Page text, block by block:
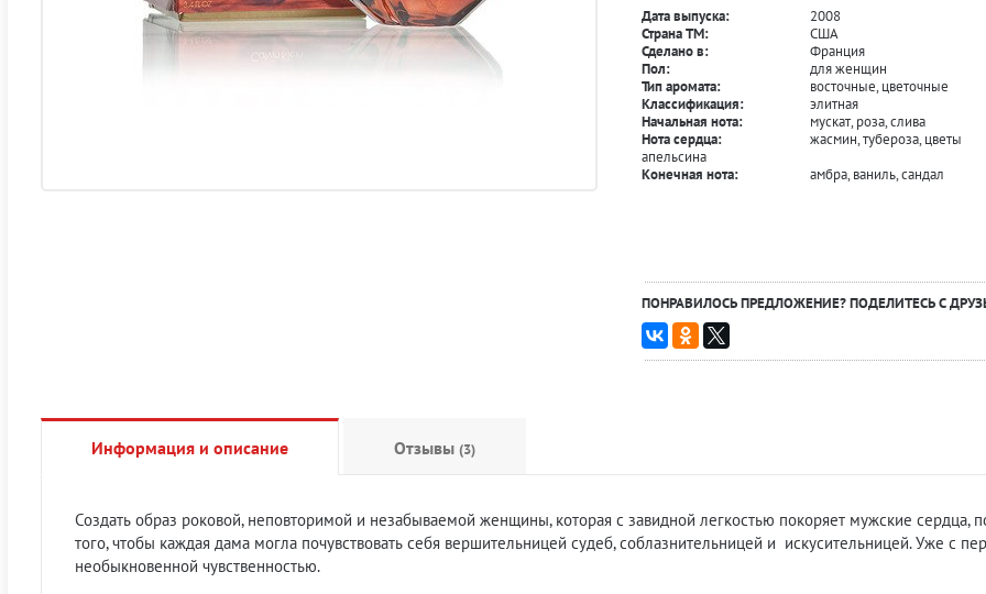
Дата выпуска:
2008
Страна ТМ:
США
Сделано в:
Франция
Пол:
для женщин
Тип аромата:
восточные, цветочные
Классификация:
элитная
Начальная нота:
мускат, роза, слива
Нота сердца:
жасмин, тубероза, цветы
апельсина
Конечная нота:
амбра, ваниль, сандал
ПОНРАВИЛОСЬ ПРЕДЛОЖЕНИЕ? ПОДЕЛИТЕСЬ С
Информация и описание Отзывы (3)
Создать образ роковой, неповторимой и незабываемой женщины, которая с завидной легкостью покоряет мужские сердца,
того, чтобы каждая дама могла почувствовать себя вершительницей судеб, соблазнительницей и искусительницей. Уже с
необыкновенной чувственностью.